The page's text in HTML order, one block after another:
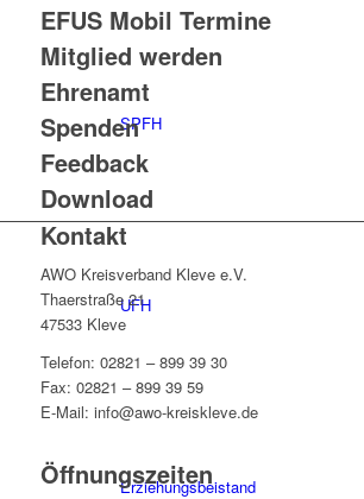
SPFH
UFH
Erziehungsbeistand
EFUS Mobil Termine
Mitglied werden
Ehrenamt
Spenden
Feedback
Download
Kontakt
AWO Kreisverband Kleve e.V.
Thaerstraße 21
47533 Kleve
Telefon: 02821 – 899 39 30
Fax: 02821 – 899 39 59
E-Mail: info@awo-kreiskleve.de
Öffnungszeiten